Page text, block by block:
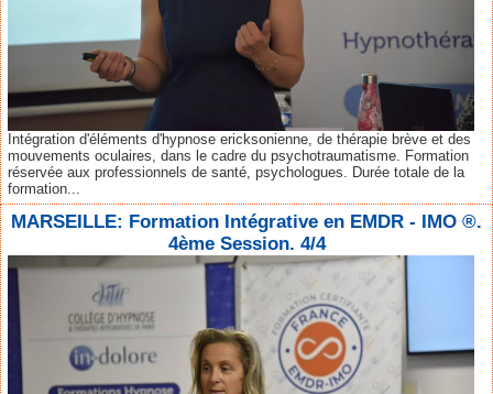
Intégration d'éléments d'hypnose ericksonienne, de thérapie brève et des
mouvements oculaires, dans le cadre du psychotraumatisme. Formation
réservée aux professionnels de santé, psychologues. Durée totale de la
formation...
MARSEILLE: Formation Intégrative en EMDR - IMO ®.
4ème Session. 4/4